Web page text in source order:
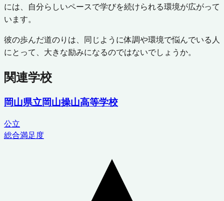
には、自分らしいペースで学びを続けられる環境が広がって
います。
彼の歩んだ道のりは、同じように体調や環境で悩んでいる人
にとって、大きな励みになるのではないでしょうか。
関連学校
岡山県立岡山操山高等学校
公立
総合満足度